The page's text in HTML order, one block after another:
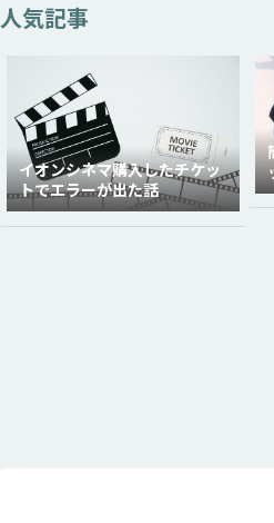
人気記事
イオンシネマ購入したチケッ
トでエラーが出た話